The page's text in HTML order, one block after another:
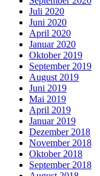
Juli 2020
Juni 2020
April 2020
Januar 2020
Oktober 2019
September 2019
August 2019
Juni 2019
Mai 2019
April 2019
Januar 2019
Dezember 2018
November 2018
Oktober 2018
September 2018